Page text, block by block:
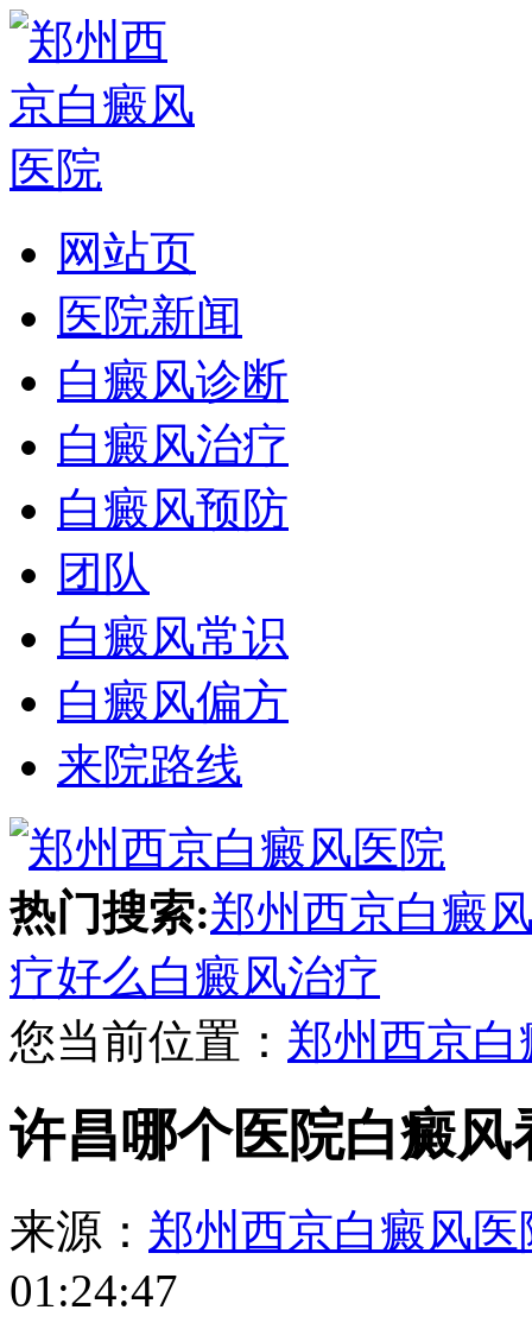
网站页
医院新闻
白癜风诊断
白癜风治疗
白癜风预防
团队
白癜风常识
白癜风偏方
来院路线
热门搜索:郑州西京白癜
疗好么白癜风治疗
您当前位置： 郑州西京
许昌哪个医院白癜风
来源： 郑州西京白癜风医
01:24:47